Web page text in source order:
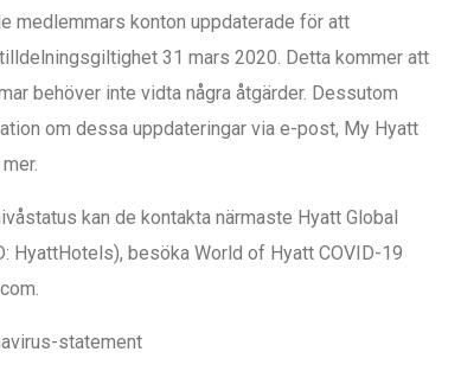
medlemmars konton uppdaterade för att
31 mars 2020. Detta kommer att
behöver inte vidta några åtgärder. Dessutom
om dessa uppdateringar via e-post, My Hyatt
kan de kontakta närmaste Hyatt Global
HyattHotels), besöka World of Hyatt COVID-19
statement